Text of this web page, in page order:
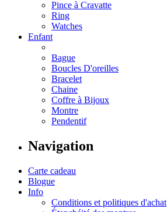
Pince à Cravatte
Ring
Watches
Enfant
Bague
Boucles D'oreilles
Bracelet
Chaine
Coffre à Bijoux
Montre
Pendentif
Navigation
Carte cadeau
Blogue
Info
Conditions et politiques d'achat